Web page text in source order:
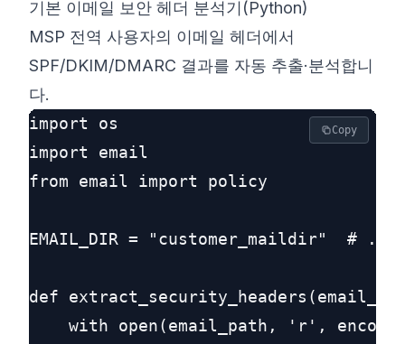
기본 이메일 보안 헤더 분석기(Python)
MSP 전역 사용자의 이메일 헤더에서
SPF/DKIM/DMARC 결과를 자동 추출·분석합니
다.
import os
import email
from email import policy
EMAIL_DIR = "customer_maildir"  # .eml
def
with open(email_path, 'r',
Copy